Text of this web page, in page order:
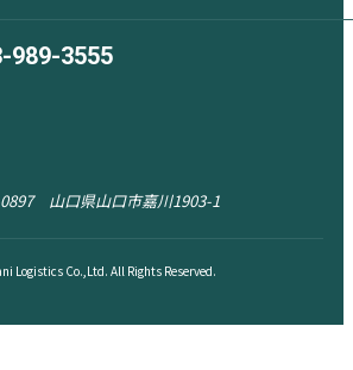
989-3555
0897 山口県山口市嘉川1903-1
Logistics Co.,Ltd. All Rights Reserved.